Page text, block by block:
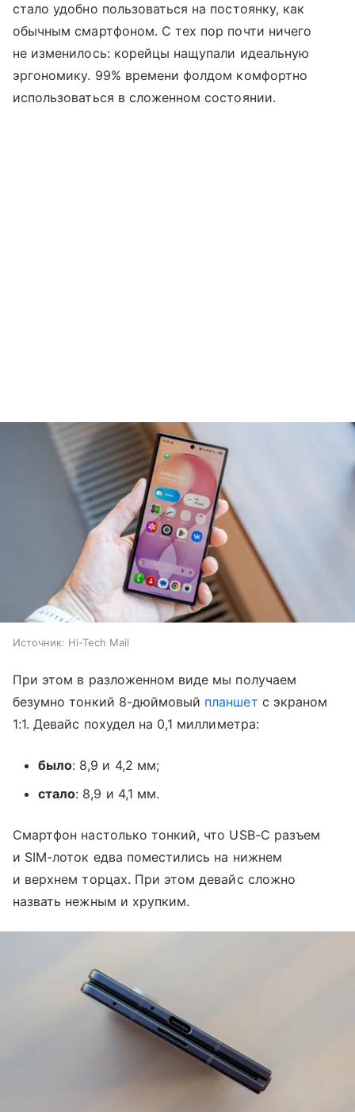
стало удобно пользоваться на постоянку, как
обычным смартфоном. С тех пор почти ничего
не изменилось: корейцы нащупали идеальную
эргономику. 99% времени фолдом комфортно
использоваться в сложенном состоянии.
Источник: Hi-Tech Mail
При этом в разложенном виде мы получаем
безумно тонкий 8-дюймовый планшет с экраном
1:1. Девайс похудел на 0,1 миллиметра:
было: 8,9 и 4,2 мм;
стало: 8,9 и 4,1 мм.
Смартфон настолько тонкий, что USB-C разъем
и SIM-лоток едва поместились на нижнем
и верхнем торцах. При этом девайс сложно
назвать нежным и хрупким.